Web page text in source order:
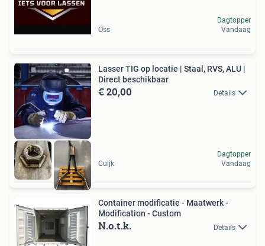
Oss
Dagtopper
Vandaag
Lasser TIG op locatie | Staal, RVS, ALU |
Direct beschikbaar
€ 20,00 Details
Cuijk
Dagtopper
Vandaag
Container modificatie - Maatwerk -
Modification - Custom
N.o.t.k. Details